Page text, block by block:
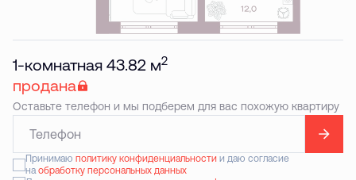
1-комнатная 43.82 м2
продана
Оставьте телефон и мы подберем для вас похожую квартиру
Принимаю политику конфиденциальностии даю согласие
наобработку персональных данных